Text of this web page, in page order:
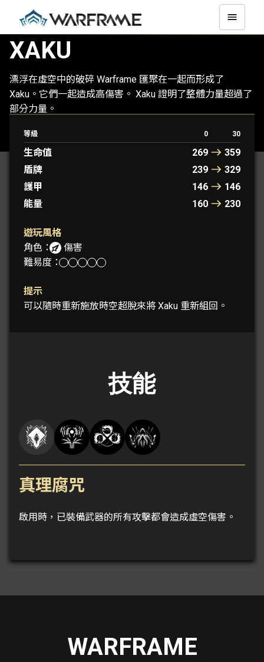
XAKU
漂浮在虛空中的破碎 Warframe 匯聚在一起而形成了
Xaku。它們一起造成高傷害。 Xaku 證明了整體力量超過了
部分力量。
等級 0 30
生命值 269
359
盾牌
239
329
護甲
146
146
能量
160 230
遊玩風格
角色：
傷害
難易度：
提示
可以隨時重新施放時空超脫來將 Xaku 重新組回。
技能
真理腐咒
啟用時，已裝備武器的所有攻擊都會造成虛空傷害。
WARFRAME